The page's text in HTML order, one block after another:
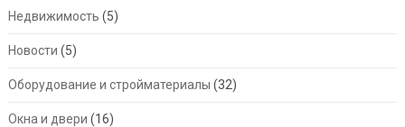
Недвижимость (5)
Новости (5)
Оборудование и стройматериалы (32)
Окна и двери (16)